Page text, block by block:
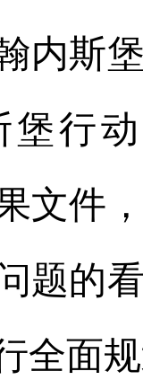
内斯
堡行
文件
题的
全面